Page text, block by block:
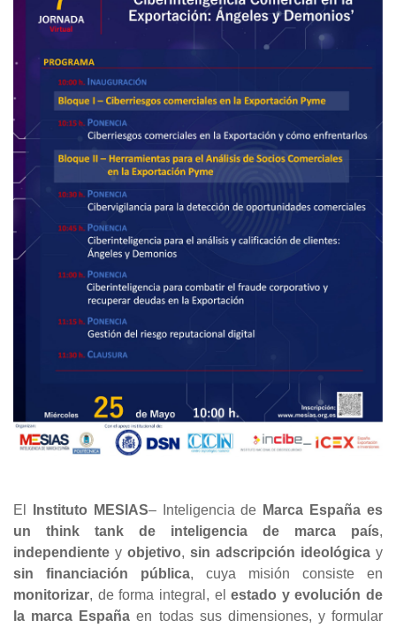
El Instituto MESIAS– Inteligencia de Marca España es
un think tank de inteligencia de marca país,
independiente y objetivo, sin adscripción ideológica y
sin financiación pública, cuya misión consiste en
monitorizar, de forma integral, elestado y evolución de
la marca España en todas sus dimensiones, y formular